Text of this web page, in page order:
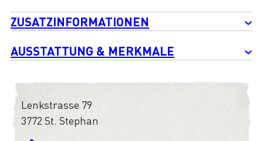
ZUSATZINFORMATIONEN
AUSSTATTUNG & MERKMALE
Lenkstrasse 79
3772 St. Stephan